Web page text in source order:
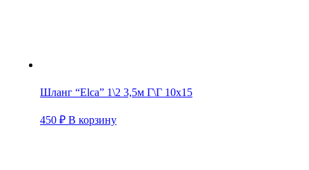
Шланг “Elca” 1\2 3,5м Г\Г 10х15
450 ₽ В корзину